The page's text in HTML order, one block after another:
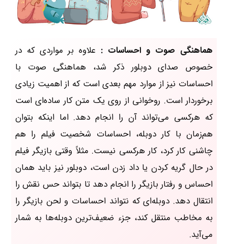
هماهنگی صوت و احساسات : علاوه بر مواردی که در
خصوص صدای دوبلور ذکر شد، هماهنگی صوت با
احساسات نیز از موارد مهم بعدی است که از اهمیت زیادی
برخوردار است. روخوانی از روی یک متن کار ساده‌ای است
که هرکسی می‌تواند آن را انجام دهد. اما اینکه بتوان
هم‌زمان با کار دوبله، احساسات شخصیت فیلم را هم
چاشنی کار کرد، کار هرکسی نیست. مثلاً وقتی بازیگر فیلم
در حال گریه کردن یا داد زدن است، دوبلور نیز باید همان
احساس و رفتار بازیگر را انجام دهد تا بتواند حس نقش را
انتقال دهد. دوبله‌ای که نتواند احساسات و لحن بازیگر را
به مخاطب منتقل کند، جزء ضعیف‌ترین دوبله‌ها به شمار
می‌آید.